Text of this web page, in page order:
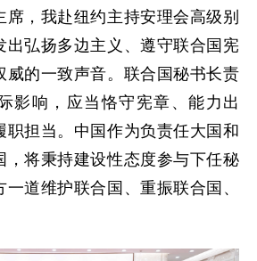
席，我赴纽约主持安理会高级别
出弘扬多边主义、遵守联合国宪
威的一致声音。联合国秘书长责
影响，应当恪守宪章、能力出
职担当。中国作为负责任大国和
，将秉持建设性态度参与下任秘
道维护联合国、重振联合国、